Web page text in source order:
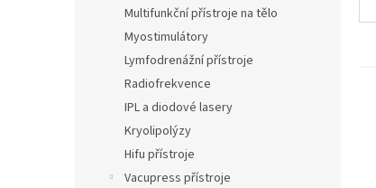
Multifunkční přístroje na tělo
Myostimulátory
Lymfodrenážní přístroje
Radiofrekvence
IPL a diodové lasery
Kryolipolýzy
Hifu přístroje
Vacupress přístroje